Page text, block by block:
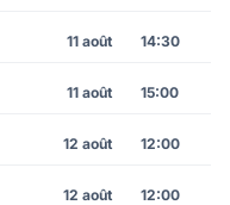
11 août 14:30
11 août 15:00
12 août 12:00
12 août 12:00